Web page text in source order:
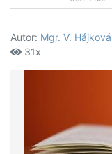
Autor: Mgr. V. Hájková
31x